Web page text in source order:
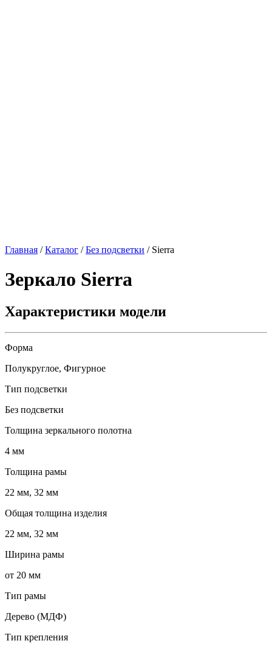
Главная /Каталог /Без подсветки / Sierra
Зеркало Sierra
Характеристики модели
Форма
Полукруглое, Фигурное
Тип подсветки
Без подсветки
Толщина зеркального полотна
4 мм
Толщина рамы
22 мм, 32 мм
Общая толщина изделия
22 мм, 32 мм
Ширина рамы
от 20 мм
Тип рамы
Дерево (МДФ)
Тип крепления